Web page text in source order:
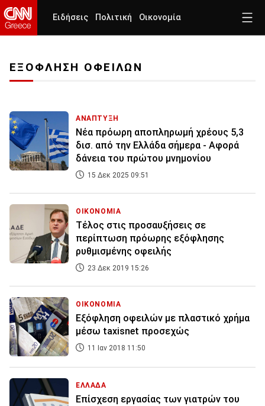
Ειδήσεις Πολιτική Οικονομία
ΕΞΟΦΛΗΣΗ ΟΦΕΙΛΩΝ
ΑΝΑΠΤΥΞΗ
Νέα πρόωρη αποπληρωμή χρέους 5,3
δισ. από την Ελλάδα σήμερα - Αφορά
δάνεια του πρώτου μνημονίου
15 Δεκ 2025 09:51
ΟΙΚΟΝΟΜΙΑ
Τέλος στις προσαυξήσεις σε
περίπτωση πρόωρης εξόφλησης
ρυθμισμένης οφειλής
23 Δεκ 2019 15:26
ΟΙΚΟΝΟΜΙΑ
Εξόφληση οφειλών με πλαστικό χρήμα
μέσω taxisnet προσεχώς
11 Ιαν 2018 11:50
ΕΛΛΑΔΑ
Επίσχεση εργασίας των γιατρών του